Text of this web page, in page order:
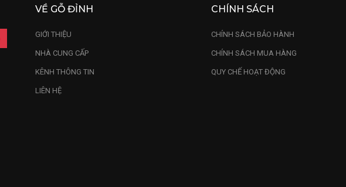
VỀ GỖ ĐỈNH
GIỚI THIỆU
NHÀ CUNG CẤP
KÊNH THÔNG TIN
LIÊN HỆ
CHÍNH SÁCH
CHÍNH SÁCH BẢO HÀNH
CHÍNH SÁCH MUA HÀNG
QUY CHẾ HOẠT ĐỘNG